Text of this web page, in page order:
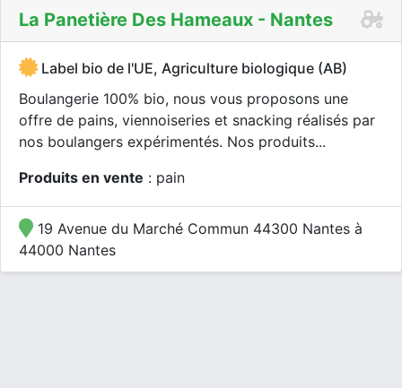
La Panetière Des Hameaux - Nantes
Label bio de l'UE, Agriculture biologique (AB)
Boulangerie 100% bio, nous vous proposons une
offre de pains, viennoiseries et snacking réalisés par
nos boulangers expérimentés. Nos produits...
Produits en vente : pain
19 Avenue du Marché Commun 44300 Nantes à
44000 Nantes